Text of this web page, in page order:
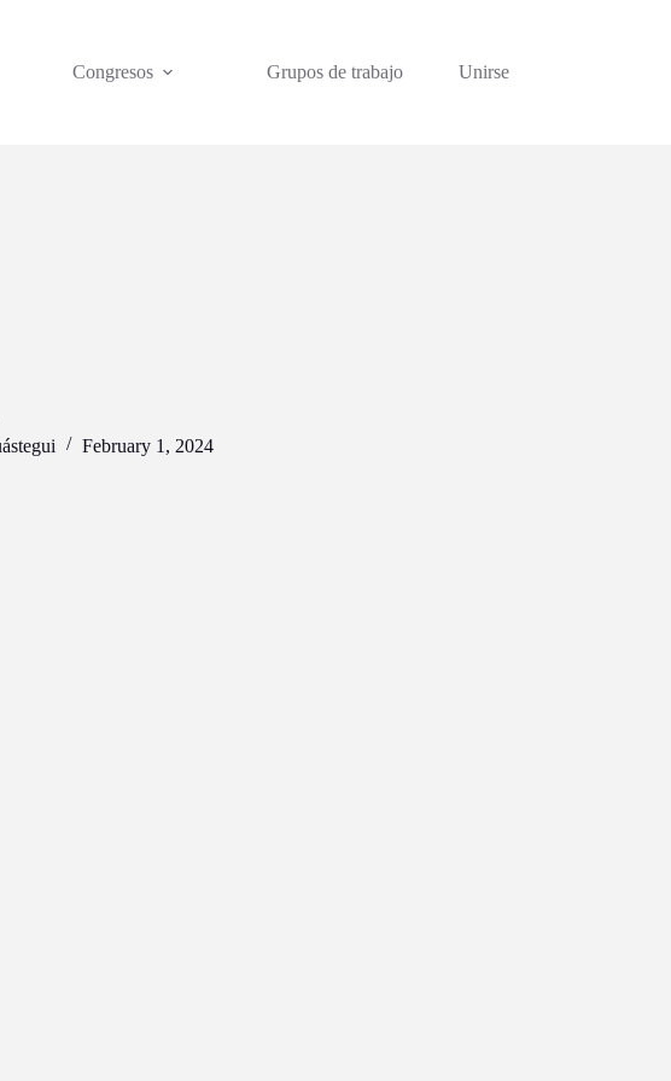
Congresos Grupos de trabajo Unirse
February 1, 2024